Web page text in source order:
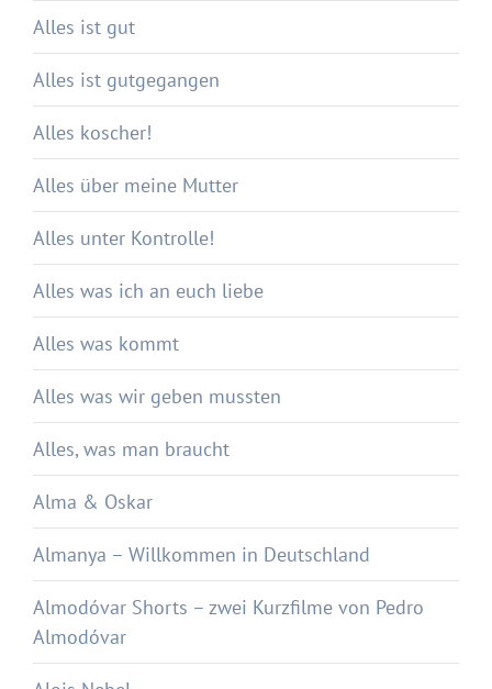
Alles ist gut
Alles ist gutgegangen
Alles koscher!
Alles über meine Mutter
Alles unter Kontrolle!
Alles was ich an euch liebe
Alles was kommt
Alles was wir geben mussten
Alles, was man braucht
Alma & Oskar
Almanya – Willkommen in Deutschland
Almodóvar Shorts – zwei Kurzfilme von Pedro
Almodóvar